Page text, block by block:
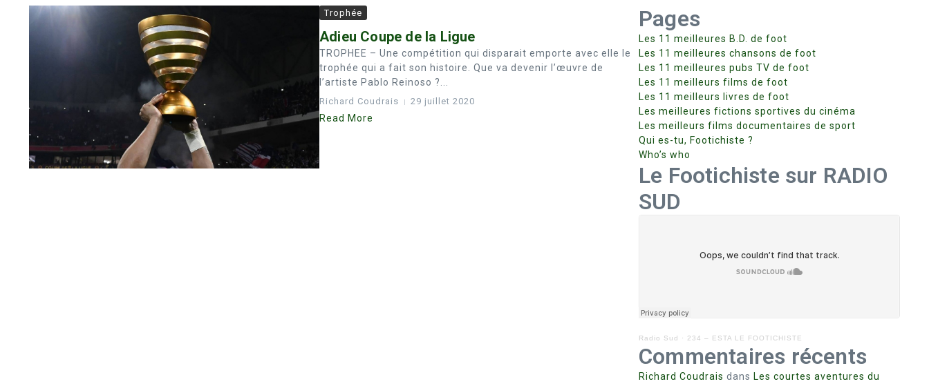
Trophée
Adieu Coupe de la Ligue
TROPHEE – Une compétition qui disparait emporte avec elle le
trophée qui a fait son histoire. Que va devenir l’œuvre de
l’artiste Pablo Reinoso ?...
Richard Coudrais 29 juillet 2020
Read More
Pages
Les 11 meilleures B.D. de foot
Les 11 meilleures chansons de foot
Les 11 meilleures pubs TV de foot
Les 11 meilleurs films de foot
Les 11 meilleurs livres de foot
Les meilleures fictions sportives du cinéma
Les meilleurs films documentaires de sport
Qui es-tu, Footichiste ?
Who’s who
Le Footichiste sur RADIO
SUD
Radio Sud · 234 – ESTA LE FOOTICHISTE
Commentaires récents
Richard Coudrais dans Les courtes aventures du